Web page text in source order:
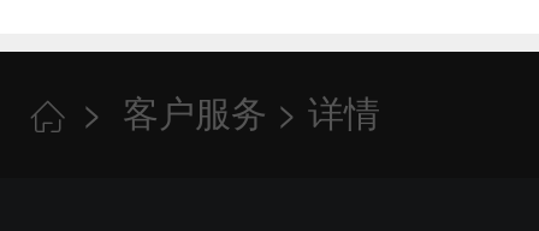
查看更多
大口径nb物联网水表需要插卡
 > 客户服务 > 详情